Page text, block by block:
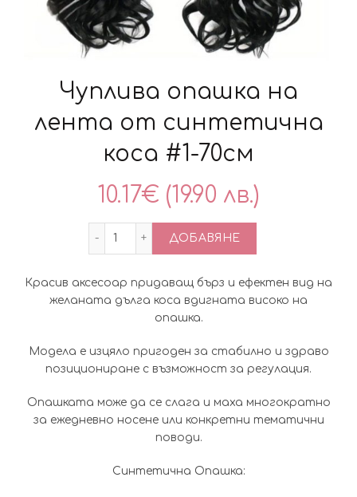
Чуплива опашка на
лента от синтетична
коса #1-70см
10.17€ (19.90 лв.)
ДОБАВЯНЕ
Красив аксесоар придаващ бърз и ефектен вид на
желаната дълга коса вдигната високо на
опашка.
Модела е изцяло пригоден за стабилно и здраво
позициониране с възможност за регулация.
Опашката може да се слага и маха многократно
за ежедневно носене или конкретни тематични
поводи.
Синтетична Опашка: